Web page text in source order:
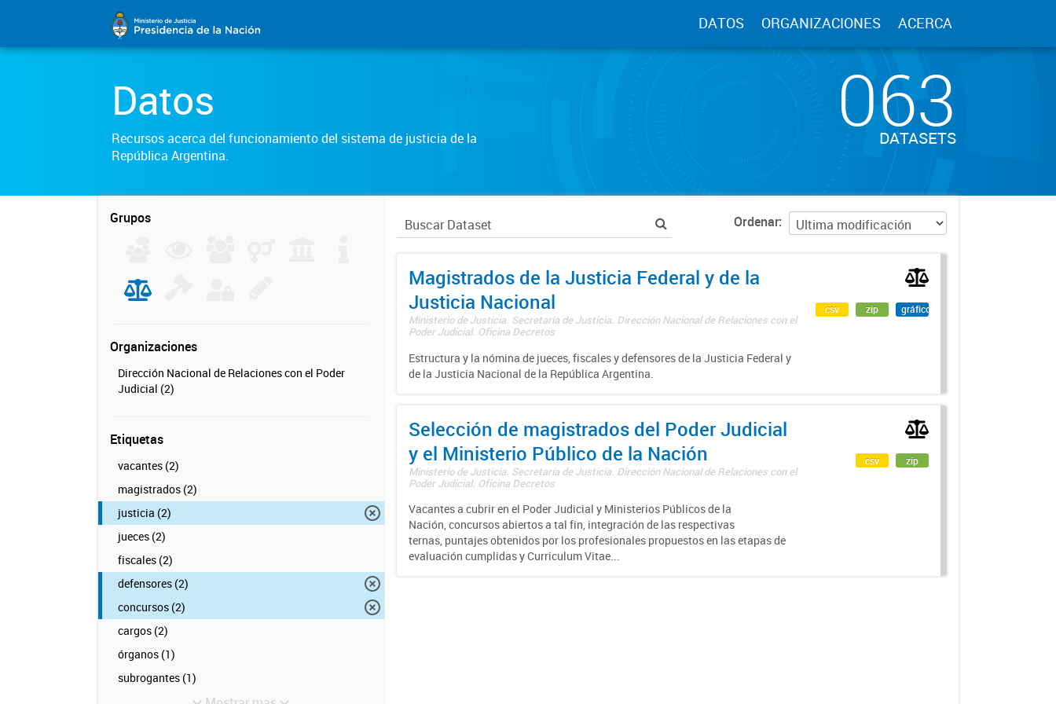
DATOS ORGANIZACIONES ACERCA
Datos
Recursos acerca del funcionamiento del sistema de justicia de la
República Argentina.
063
DATASETS
Grupos
Organizaciones
Dirección Nacional de Relaciones con el Poder
Judicial (2)
Etiquetas
vacantes (2)
magistrados (2)
justicia (2)
jueces (2)
fiscales (2)
defensores (2)
concursos (2)
cargos (2)
órganos (1)
subrogantes (1)
Ordenar
Magistrados de la Justicia Federal y de la
Justicia Nacional
Ministerio de Justicia. Secretaría de Justicia. Dirección Nacional de Relaciones con el
Poder Judicial. Oficina Decretos
Estructura y la nómina de jueces, fiscales y defensores de la Justicia Federal y
de la Justicia Nacional de la República Argentina.
csv zip gráfico
Selección de magistrados del Poder Judicial
y el Ministerio Público de la Nación
Ministerio de Justicia. Secretaría de Justicia. Dirección Nacional de Relaciones con el
Poder Judicial. Oficina Decretos
Vacantes a cubrir en el Poder Judicial y Ministerios Públicos de la
Nación, concursos abiertos a tal fin, integración de las respectivas
ternas, puntajes obtenidos por los profesionales propuestos en las etapas de
evaluación cumplidas y Curriculum Vitae...
csv zip